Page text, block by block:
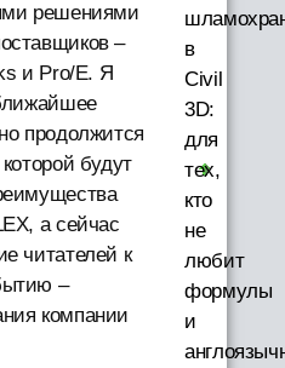
решениями
–
и Pro/E. Я
продолжится
будут
а сейчас
читателей к
–
компании
в
Civil
3D:
для
тех,
кто
не
любит
формулы
и